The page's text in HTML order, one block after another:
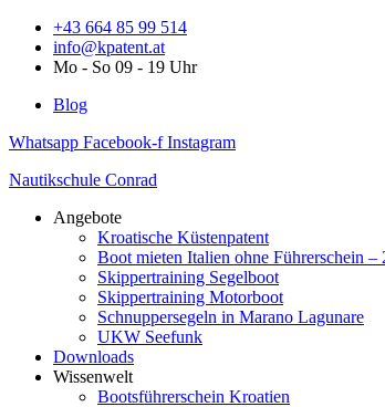
Zum
Inhalt
springen
+43 664 85 99 514
info@kpatent.at
Mo - So 09 - 19 Uhr
Blog
Whatsapp Facebook-f Instagram
Nautikschule Conrad
Angebote
Kroatische Küstenpatent
Boot mieten Italien ohne Führerschein
Skippertraining Segelboot
Skippertraining Motorboot
Schnuppersegeln in Marano Lagunare
UKW Seefunk
Downloads
Wissenwelt
Bootsführerschein Kroatien